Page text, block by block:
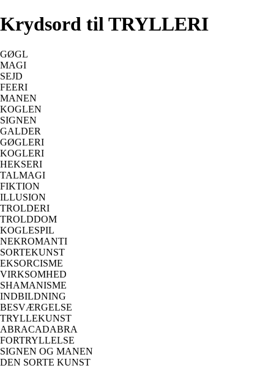
Krydsord til TRYLLERI
GØGL
MAGI
SEJD
FEERI
MANEN
KOGLEN
SIGNEN
GALDER
GØGLERI
KOGLERI
HEKSERI
TALMAGI
FIKTION
ILLUSION
TROLDERI
TROLDDOM
KOGLESPIL
NEKROMANTI
SORTEKUNST
EKSORCISME
VIRKSOMHED
SHAMANISME
INDBILDNING
BESVÆRGELSE
TRYLLEKUNST
ABRACADABRA
FORTRYLLELSE
SIGNEN OG MANEN
DEN SORTE KUNST